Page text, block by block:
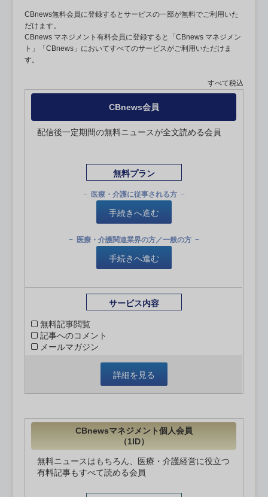
CBnews無料会員に登録するとサービスの一部が無料でご利用いた
だけます。
CBnews マネジメント有料会員に登録すると「CBnews マネジメン
ト」「CBnews」においてすべてのサービスがご利用いただけま
す。
すべて税込
CBnews会員
配信後一定期間の無料ニュースが全文読める会員
無料プラン
医療・介護に従事される方
手続きへ進む
医療・介護関連業界の方／一般の方
手続きへ進む
サービス内容
無料記事閲覧
記事へのコメント
メールマガジン
詳細を見る
CBnewsマネジメント個人会員
（1ID）
無料ニュースはもちろん、医療・介護経営に役立つ
有料記事もすべて読める会員